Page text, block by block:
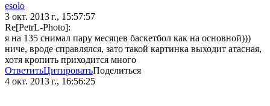
esolo
3 окт. 2013 г., 15:57:57
Re[PetrL-Photo]:
я на 135 снимал пару месяцев баскетбол как на основной)))
ниче, вроде справлялся, зато такой картинка выходит атасная,
хотя кропить приходится много
ОтветитьЦитироватьПоделиться
4 окт. 2013 г., 16:56:25